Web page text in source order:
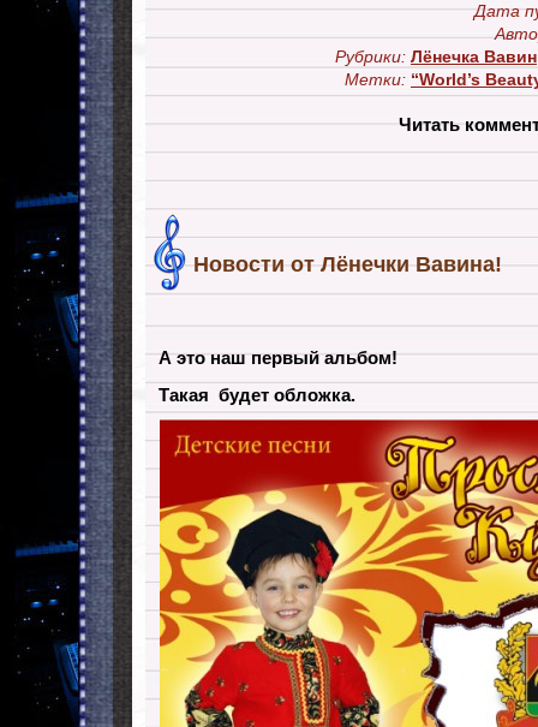
Дата
Рубрики: Лёнечка Вавин
Метки: “World’s
Читать
Новости от Лёнечки Вавина!
А это наш первый альбом!
Такая будет обложка.